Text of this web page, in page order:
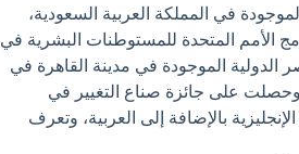
في المملكة العربية السعودية،
الأمم المتحدة للمستوطنات البشرية في
في جامعة مصر الدولية الموجودة في مدينة القاهرة في
وحصلت على جائزة صناع التغيير في
بالإضافة إلى العربية، وتعرف